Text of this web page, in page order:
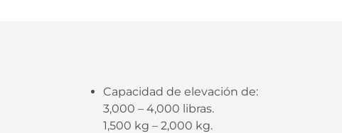
Capacidad de elevación de:
3,000 – 4,000 libras.
1,500 kg – 2,000 kg.